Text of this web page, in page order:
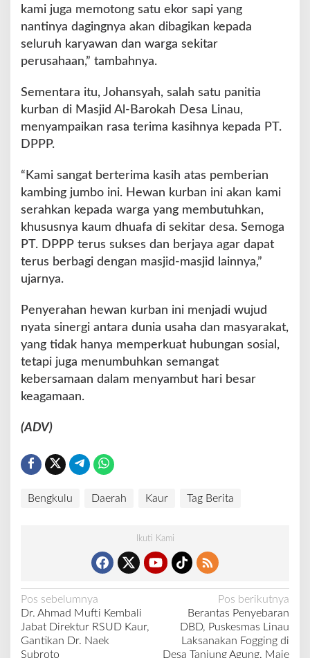
kami juga memotong satu ekor sapi yang
nantinya dagingnya akan dibagikan kepada
seluruh karyawan dan warga sekitar
perusahaan,” tambahnya.
Sementara itu, Johansyah, salah satu panitia
kurban di Masjid Al-Barokah Desa Linau,
menyampaikan rasa terima kasihnya kepada PT.
DPPP.
“Kami sangat berterima kasih atas pemberian
kambing jumbo ini. Hewan kurban ini akan kami
serahkan kepada warga yang membutuhkan,
khususnya kaum dhuafa di sekitar desa. Semoga
PT. DPPP terus sukses dan berjaya agar dapat
terus berbagi dengan masjid-masjid lainnya,”
ujarnya.
Penyerahan hewan kurban ini menjadi wujud
nyata sinergi antara dunia usaha dan masyarakat,
yang tidak hanya memperkuat hubungan sosial,
tetapi juga menumbuhkan semangat
kebersamaan dalam menyambut hari besar
keagamaan.
(ADV)
Bengkulu Daerah Kaur Tag Berita
Ikuti Kami
N
a
v
Pos sebelumnya
Dr. Ahmad Mufti Kembali
Jabat Direktur RSUD Kaur,
Gantikan Dr. Naek
Subroto
Pos berikutnya
Berantas Penyebaran
DBD, Puskesmas Linau
Laksanakan Fogging di
Desa Tanjung Agung, Maje